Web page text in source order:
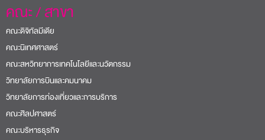
คณะ / สาขา
คณะดิจิทัลมีเดีย
คณะนิเทศศาสตร์
คณะสหวิทยาการเทคโนโลยีและนวัตกรรม
วิทยาลัยการบินและคมนาคม
วิทยาลัยการท่องเที่ยวและการบริการ
คณะศิลปศาสตร์
คณะบริหารธุรกิจ